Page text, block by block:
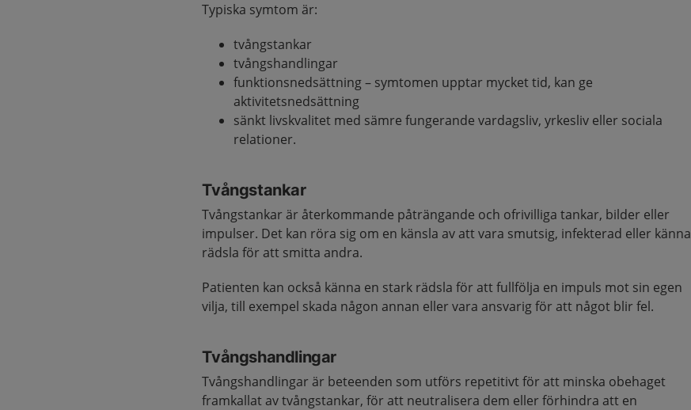
Typiska symtom är:
tvångstankar
tvångshandlingar
funktionsnedsättning – symtomen upptar mycket tid, kan ge
aktivitetsnedsättning
sänkt livskvalitet med sämre fungerande vardagsliv, yrkesliv eller sociala
relationer.
Tvångstankar
Tvångstankar är återkommande påträngande och ofrivilliga tankar, bilder eller
impulser. Det kan röra sig om en känsla av att vara smutsig, infekterad eller känna
rädsla för att smitta andra.
Patienten kan också känna en stark rädsla för att fullfölja en impuls mot sin egen
vilja, till exempel skada någon annan eller vara ansvarig för att något blir fel.
Tvångshandlingar
Tvångshandlingar är beteenden som utförs repetitivt för att minska obehaget
framkallat av tvångstankar, för att neutralisera dem eller förhindra att en